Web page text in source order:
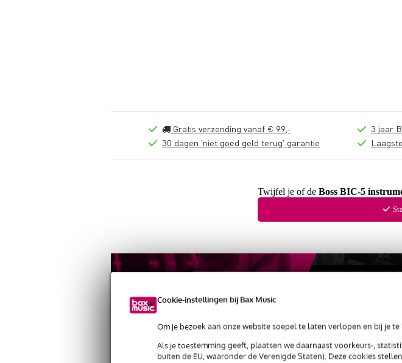
Cookie-instellingen bij Bax Music
Om je bezoek aan onze website soepel te laten verlopen en bij je
Als je toestemming geeft, plaatsen we daarnaast voorkeurs-,
buiten de EU, waaronder de Verenigde Staten). Deze cookies
Gratis verzending vanaf € 99,-
30 dagen 'niet goed geld terug' garantie
3 jaar
Twijfel je of de Boss BIC-5